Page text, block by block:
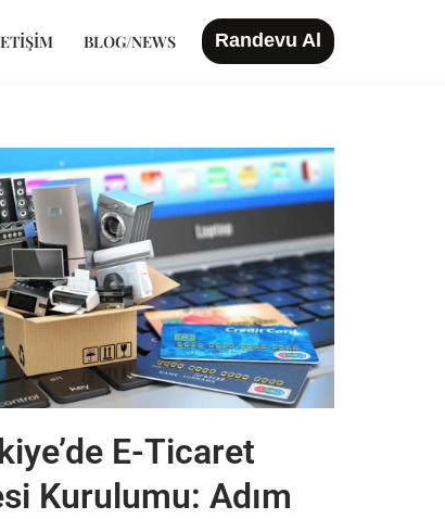
BLOG/NEWS Randevu Al
E-Ticaret
Kurulumu: Adım